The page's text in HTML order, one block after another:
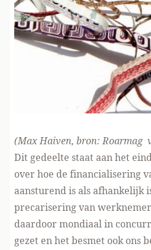
(Max Haiven, bron:Roarmag
Dit gedeelte staat aan het
over hoe de financialisering
aansturend is als afhankelijk
precarisering van
daardoor mondiaal in
gezet en het besmet ook ons